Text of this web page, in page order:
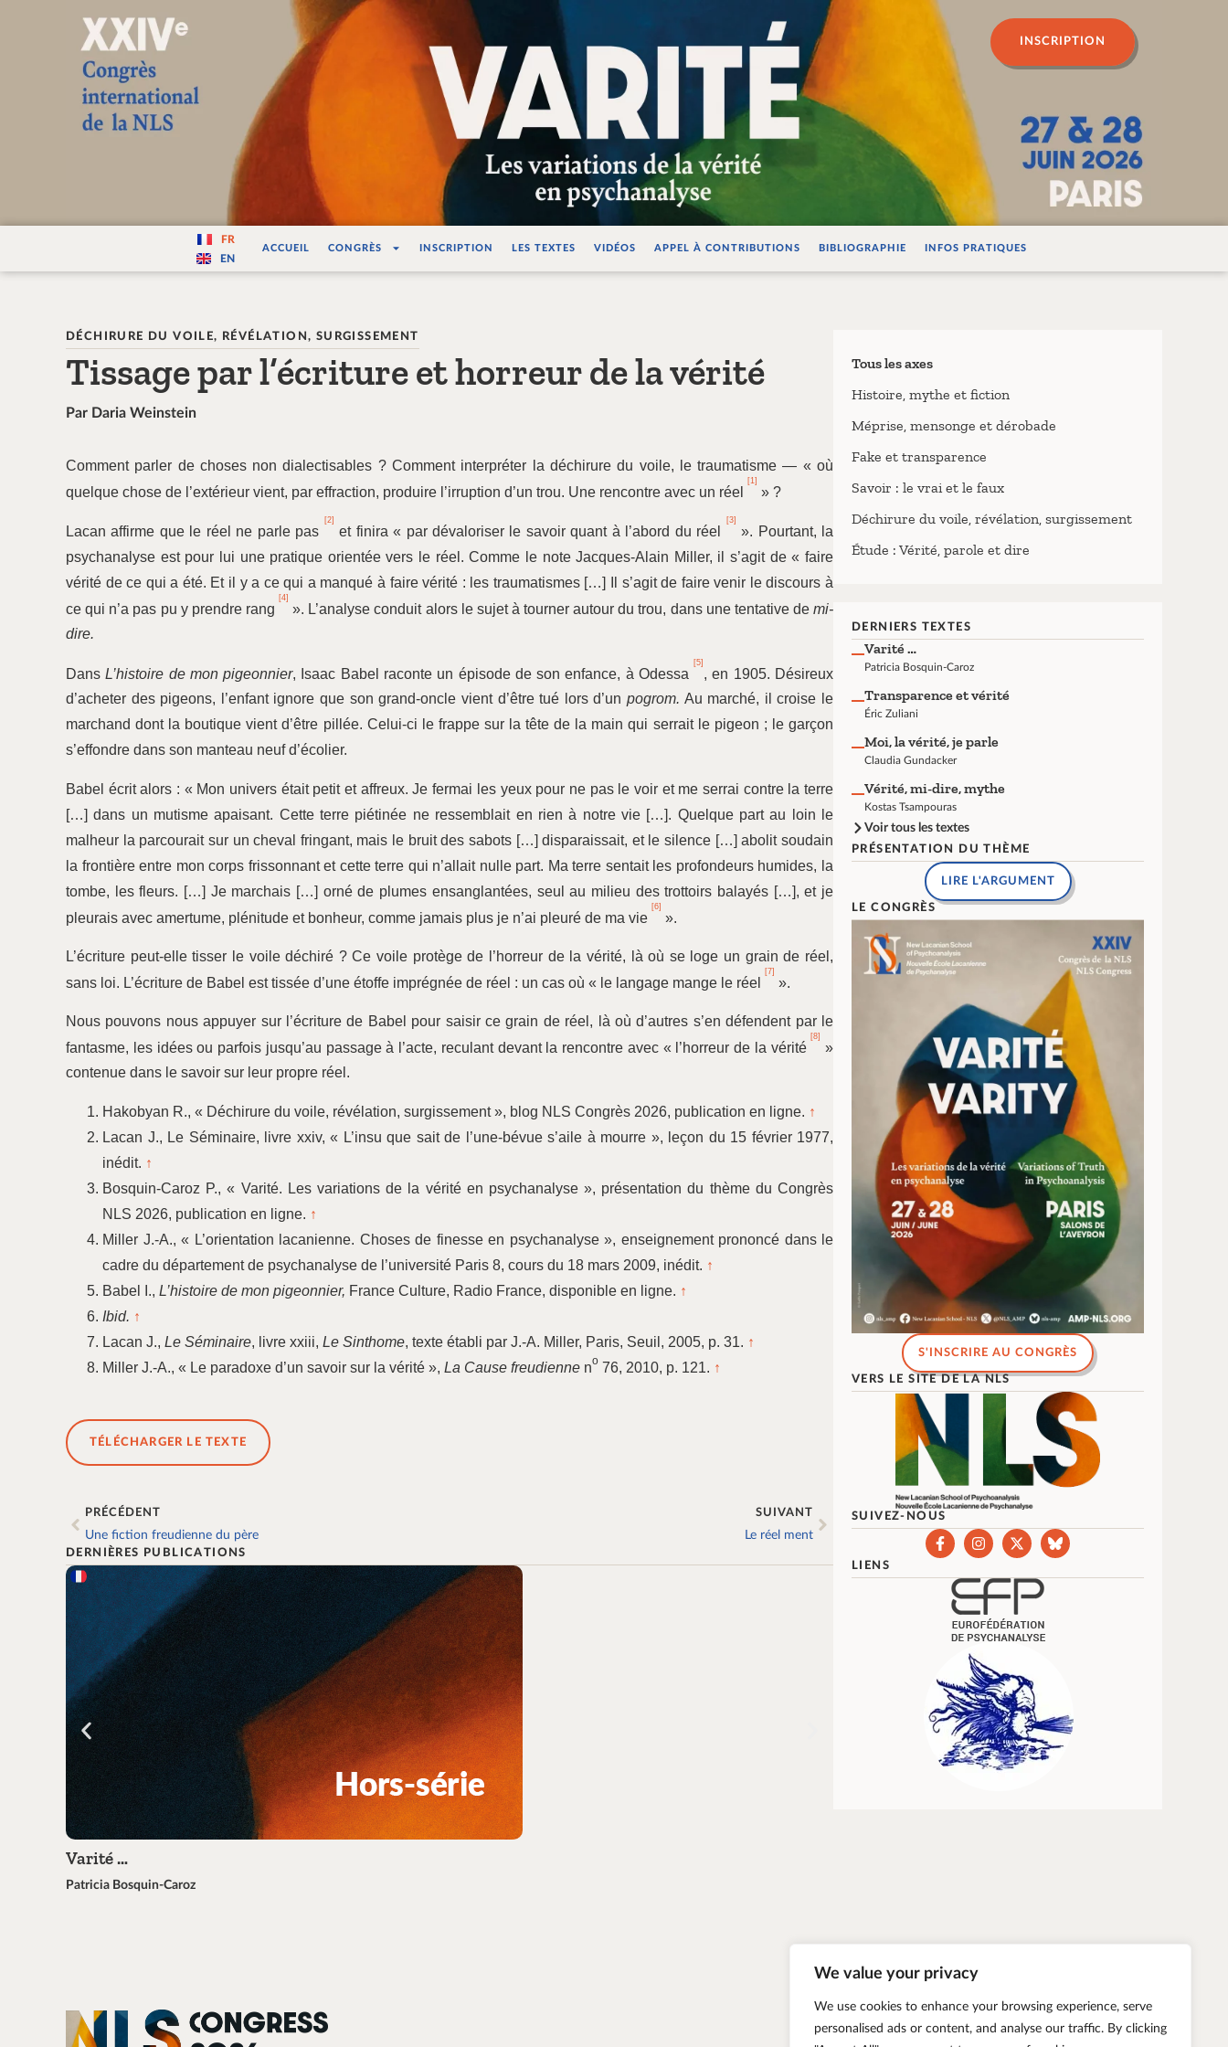
We value your privacy
We use cookies to enhance your browsing experience, serve
personalised ads or content, and analyse our traffic. By clicking
Varité — Les variations de la vérité en psychanalyse
INSCRIPTION
FR
EN
ACCUEIL CONGRÈS INSCRIPTION LES TEXTES VIDÉOS APPEL À CONTRIBUTIONS BIBLIOGRAPHIE INFOS PRATIQUES
DÉCHIRURE DU VOILE, RÉVÉLATION, SURGISSEMENT
Tissage par l’écriture et horreur de la vérité
Par Daria Weinstein
Comment parler de choses non dialectisables ? Comment interpréter la déchirure du voile, le traumatisme — « où
quelque chose de l’extérieur vient, par effraction, produire l’irruption d’un trou. Une rencontre avec un réel
[1]
» ?
Lacan affirme que le réel ne parle pas
[2]
et finira « par dévaloriser le savoir quant à l’abord du réel
[3]
». Pourtant, la
psychanalyse est pour lui une pratique orientée vers le réel. Comme le note Jacques-Alain Miller, il s’agit de « faire
vérité de ce qui a été. Et il y a ce qui a manqué à faire vérité : les traumatismes […] Il s’agit de faire venir le discours à
ce qui n’a pas pu y prendre rang
[4]
». L’analyse conduit alors le sujet à tourner autour du trou, dans une tentative de mi-
dire.
Dans L’histoire de mon pigeonnier, Isaac Babel raconte un épisode de son enfance, à Odessa
[5]
, en 1905. Désireux
d’acheter des pigeons, l’enfant ignore que son grand-oncle vient d’être tué lors d’un pogrom. Au marché, il croise le
marchand dont la boutique vient d’être pillée. Celui-ci le frappe sur la tête de la main qui serrait le pigeon ; le garçon
s’effondre dans son manteau neuf d’écolier.
Babel écrit alors : « Mon univers était petit et affreux. Je fermai les yeux pour ne pas le voir et me serrai contre la terre
[…] dans un mutisme apaisant. Cette terre piétinée ne ressemblait en rien à notre vie […]. Quelque part au loin le
malheur la parcourait sur un cheval fringant, mais le bruit des sabots […] disparaissait, et le silence […] abolit soudain
la frontière entre mon corps frissonnant et cette terre qui n’allait nulle part. Ma terre sentait les profondeurs humides, la
tombe, les fleurs. […] Je marchais […] orné de plumes ensanglantées, seul au milieu des trottoirs balayés […], et je
pleurais avec amertume, plénitude et bonheur, comme jamais plus je n’ai pleuré de ma vie
[6]
».
L’écriture peut-elle tisser le voile déchiré ? Ce voile protège de l’horreur de la vérité, là où se loge un grain de réel,
sans loi. L’écriture de Babel est tissée d’une étoffe imprégnée de réel : un cas où « le langage mange le réel
[7]
».
Nous pouvons nous appuyer sur l’écriture de Babel pour saisir ce grain de réel, là où d’autres s’en défendent par le
fantasme, les idées ou parfois jusqu’au passage à l’acte, reculant devant la rencontre avec « l’horreur de la vérité
[8]
»
contenue dans le savoir sur leur propre réel.
Hakobyan R., « Déchirure du voile, révélation, surgissement », blog NLS Congrès 2026, publication en ligne. ↑
Lacan J., Le Séminaire, livre xxiv, « L’insu que sait de l’une-bévue s’aile à mourre », leçon du 15 février 1977,
inédit. ↑
Bosquin-Caroz P., « Varité. Les variations de la vérité en psychanalyse », présentation du thème du Congrès
NLS 2026, publication en ligne. ↑
Miller J.-A., « L’orientation lacanienne. Choses de finesse en psychanalyse », enseignement prononcé dans le
cadre du département de psychanalyse de l’université Paris 8, cours du 18 mars 2009, inédit. ↑
Babel I., L’histoire de mon pigeonnier, France Culture, Radio France, disponible en ligne. ↑
Ibid. ↑
Lacan J., Le Séminaire, livre xxiii, Le Sinthome, texte établi par J.-A. Miller, Paris, Seuil, 2005, p. 31. ↑
Miller J.-A., « Le paradoxe d’un savoir sur la vérité », La Cause freudienne no 76, 2010, p. 121. ↑
TÉLÉCHARGER LE TEXTE
PRÉCÉDENT
Une fiction freudienne du père
SUIVANT
Le réel ment
DERNIÈRES PUBLICATIONS
Varité …
Patricia Bosquin-Caroz
Tous les axes
Histoire, mythe et fiction
Méprise, mensonge et dérobade
Fake et transparence
Savoir : le vrai et le faux
Déchirure du voile, révélation, surgissement
Étude : Vérité, parole et dire
DERNIERS TEXTES
Varité …
Patricia Bosquin-Caroz
Transparence et vérité
Éric Zuliani
Moi, la vérité, je parle
Claudia Gundacker
Vérité, mi-dire, mythe
Kostas Tsampouras
Voir tous les textes
PRÉSENTATION DU THÈME
LIRE L'ARGUMENT
LE CONGRÈS
S'INSCRIRE AU CONGRÈS
VERS LE SITE DE LA NLS
SUIVEZ-NOUS
LIENS